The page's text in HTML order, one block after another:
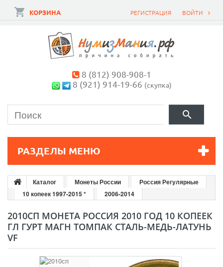
ВОЙТИ
РЕГИСТРАЦИЯ
КОРЗИНА
8 (812) 908-908-1
8 (921) 914-19-66 (скупка)
РАЗДЕЛЫ МЕНЮ
Каталог Монеты России
Россия Регулярные
10 копеек 1997-2015 *
2006-2014
2010СП МОНЕТА РОССИЯ 2010 ГОД 10 КОПЕЕК
ГЛ ГУРТ МАГН ТОМПАК СТАЛЬ-МЕДЬ-ЛАТУНЬ
VF